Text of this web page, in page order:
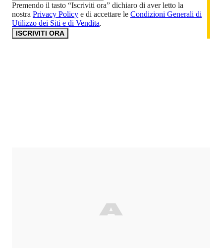
Premendo il tasto “Iscriviti ora” dichiaro di aver letto la
nostra Privacy Policy e di accettare le Condizioni Generali di
Utilizzo dei Siti e di Vendita.
ISCRIVITI ORA